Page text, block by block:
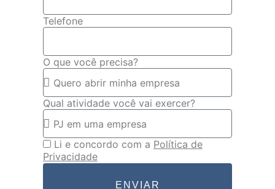
Telefone
O que você precisa?
Qual atividade você vai exercer?
Li e concordo com a Política de
Privacidade
ENVIAR